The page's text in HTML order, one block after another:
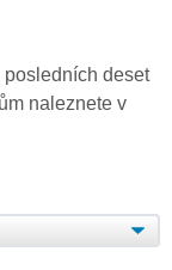
posledních deset
naleznete v